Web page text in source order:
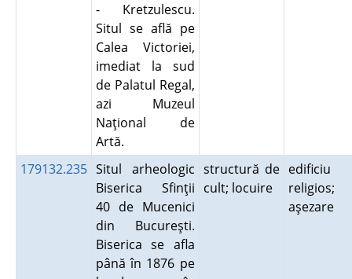
- Kretzulescu.
Situl se află pe
Calea Victoriei,
imediat la sud
de Palatul Regal,
azi Muzeul
Naţional de
Artă.
179132.235 Situl arheologic
Biserica Sfinţii
40 de Mucenici
din Bucureşti.
Biserica se afla
până în 1876 pe
structură de
cult; locuire
edificiu
religios;
aşezare